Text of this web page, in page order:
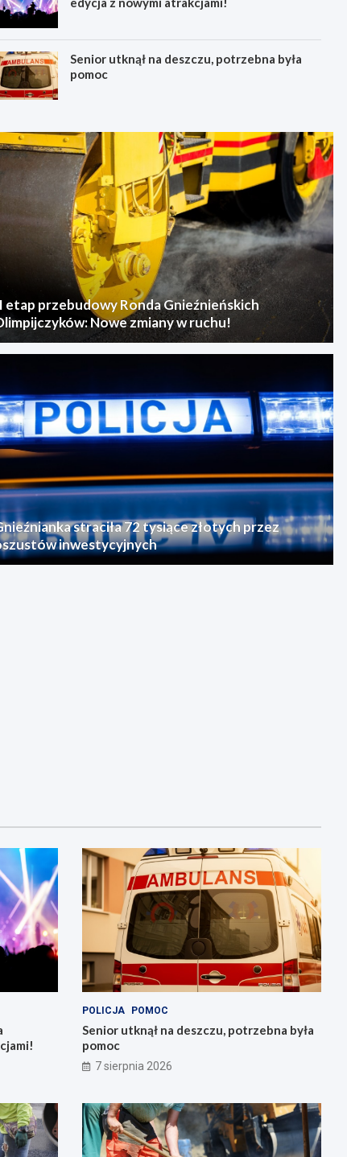
Senior utknął na deszczu, potrzebna była
pomoc
etap przebudowy Ronda Gnieźnieńskich
Nowe zmiany w ruchu!
straciła 72 tysiące złotych przez
inwestycyjnych
POLICJA POMOC
Senior utknął na deszczu, potrzebna była
pomoc
7 sierpnia 2026